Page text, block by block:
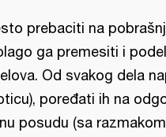
prebaciti na
ga premesiti i
Od svakog dela
poređati ih na
posudu (sa